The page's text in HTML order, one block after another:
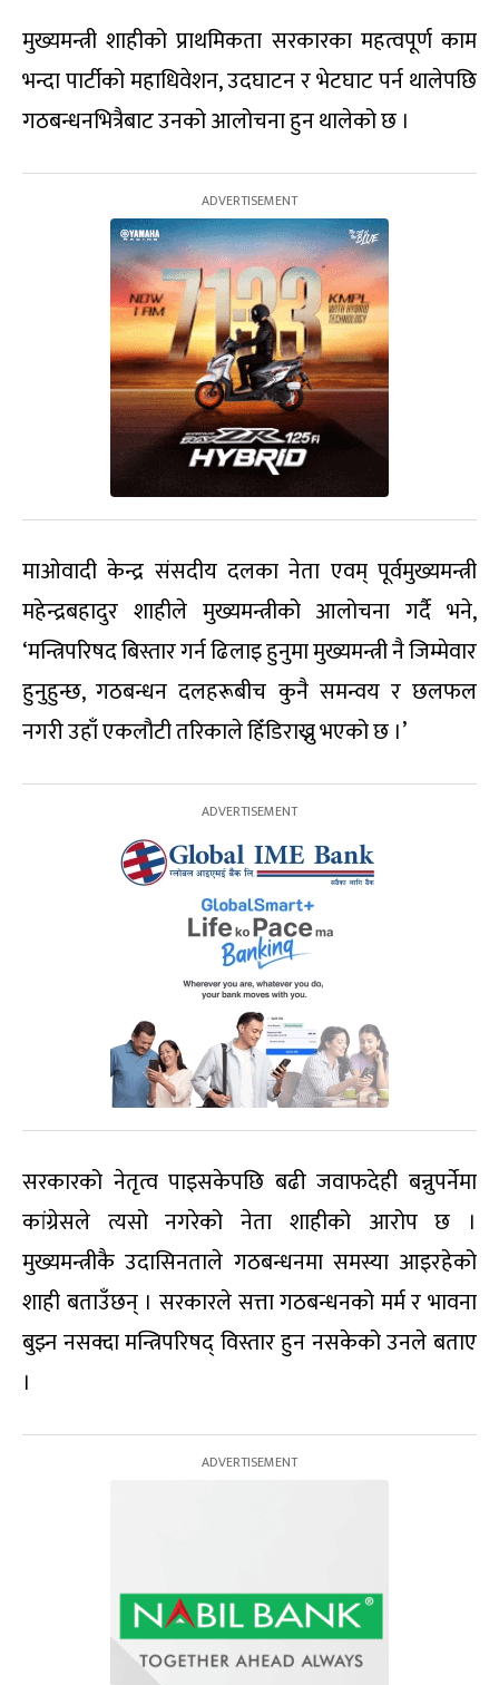
मुख्यमन्त्री शाहीको प्राथमिकता सरकारका महत्वपूर्ण काम
भन्दा पार्टीको महाधिवेशन, उदघाटन र भेटघाट पर्न थालेपछि
गठबन्धनभित्रैबाट उनको आलोचना हुन थालेको छ ।
माओवादी केन्द्र संसदीय दलका नेता एवम् पूर्वमुख्यमन्त्री
महेन्द्रबहादुर शाहीले मुख्यमन्त्रीको आलोचना गर्दै भने,
‘मन्त्रिपरिषद बिस्तार गर्न ढिलाइ हुनुमा मुख्यमन्त्री नै जिम्मेवार
हुनुहुन्छ, गठबन्धन दलहरूबीच कुनै समन्वय र छलफल
नगरी उहाँ एकलौटी तरिकाले हिँडिराख्नु भएको छ ।’
सरकारको नेतृत्व पाइसकेपछि बढी जवाफदेही बन्नुपर्नेमा
कांग्रेसले त्यसो नगरेको नेता शाहीको आरोप छ ।
मुख्यमन्त्रीकै उदासिनताले गठबन्धनमा समस्या आइरहेको
शाही बताउँछन् । सरकारले सत्ता गठबन्धनको मर्म र भावना
बुझ्न नसक्दा मन्त्रिपरिषद् विस्तार हुन नसकेको उनले बताए
।